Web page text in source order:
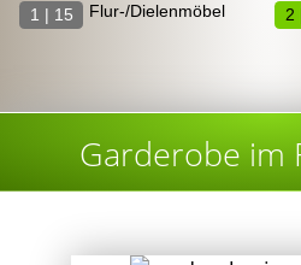
1 | 15 Flur-/Dielenmöbel 2
Garderobe im